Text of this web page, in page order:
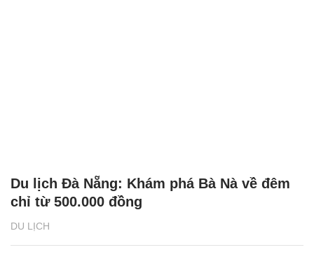
DU LỊCH
Du lịch Đà Nẵng: Khám phá Bà Nà về đêm
chỉ từ 500.000 đồng